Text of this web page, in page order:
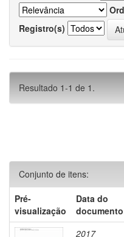
Registro(s)
Resultado 1-1 de 1.
Conjunto de itens:
Pré-
visualização
Data do
documento
2017